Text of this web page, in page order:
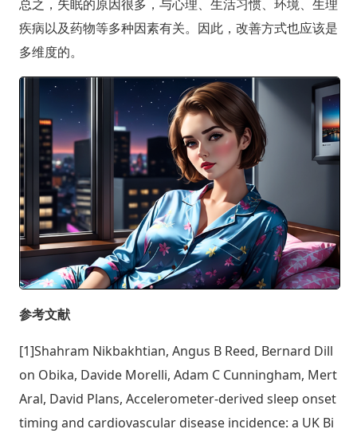
总之，失眠的原因很多，与心理、生活习惯、环境、生理
疾病以及药物等多种因素有关。因此，改善方式也应该是
多维度的。
参考文献
[1]Shahram Nikbakhtian, Angus B Reed, Bernard Dill
on Obika, Davide Morelli, Adam C Cunningham, Mert
Aral, David Plans, Accelerometer-derived sleep onset
timing and cardiovascular disease incidence: a UK Bi